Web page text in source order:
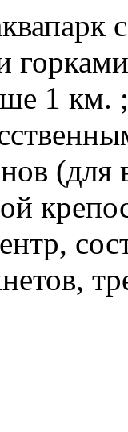
1 км. ;
(для